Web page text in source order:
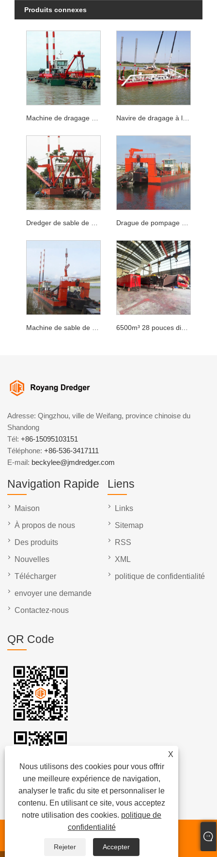
Produits connexes
Machine de dragage de coupe de nettoyage de la rivière avec puissance de coupe 650KW Navire de dragage à la rivière pour dragage de la rivière avec de lourdes performances
Dredger de sable de coutume de rivière pour dragage de sable de rivière Drague de pompage à la rivière pour dragage de port
Machine de sable de sable de drague d'aspiration de tête de coupe sous-marine 6500m³ 28 pouces diesel Cutter Cutter Head River Dredging Shiping
X
Nous utilisons des cookies pour vous offrir
une meilleure expérience de navigation,
analyser le trafic du site et personnaliser le
contenu. En utilisant ce site, vous acceptez
notre utilisation des cookies. politique de
confidentialité
Rejeter Accepter
Adresse: Qingzhou, ville de Weifang, province chinoise du
Shandong
Tél: +86-15095103151
Téléphone: +86-536-3417111
E-mail: beckylee@jmdredger.com
Navigation Rapide
Maison
À propos de nous
Des produits
Nouvelles
Télécharger
envoyer une demande
Contactez-nous
Liens
Links
Sitemap
RSS
XML
politique de confidentialité
QR Code
Droits d'auteur © 2024Drague Cie., Ltd de Weifang Jin
Tous droits réservés.